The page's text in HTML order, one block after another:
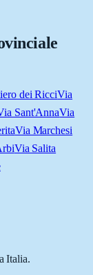
dei RicciVia
Sant'AnnaVia
Via Marchesi
Via Salita
Italia.